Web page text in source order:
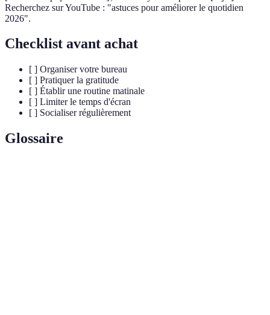
Recherchez sur YouTube : "astuces pour améliorer le quotidien
2026".
Checklist avant achat
[ ] Organiser votre bureau
[ ] Pratiquer la gratitude
[ ] Établir une routine matinale
[ ] Limiter le temps d'écran
[ ] Socialiser régulièrement
Glossaire